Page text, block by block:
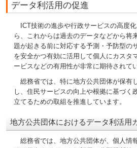
データ利活用の促進
ICT技術の進歩や行政サービスの高度
ら、これからは過去のデータなどから将
題が起きる前に対応する予測・予防型の
を安全かつ有効に活用して個人にカスタ
ービスなどの有用性が非常に期待されて
総務省では、特に地方公共団体が保有
し、住民サービスの向上や根拠に基づく
立てるための取組を推進しています。
地方公共団体におけるデータ利活用
総務省では、地方公共団体が、個人情